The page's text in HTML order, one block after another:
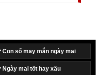
Con số may mắn ngày mai
Ngày mai tốt hay xấu